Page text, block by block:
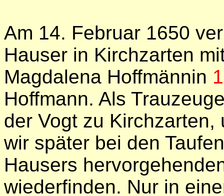
Am 14. Februar 1650
Hauser in Kirchzarten
Magdalena Hoffmännin
Hoffmann. Als
der Vogt zu
wir später bei den
Hausers
wiederfinden. Nur in